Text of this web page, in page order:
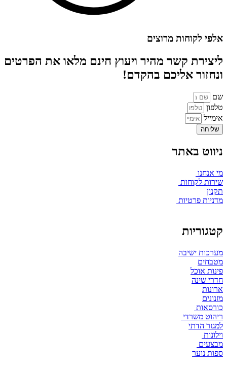
אלפי לקוחות מרוצים
ליצירת קשר מהיר ויעוץ חינם מלאו את הפרטים
ונחזור אליכם בהקדם!
שם
טלפון
אימייל
שליחה
ניווט באתר
מי אנחנו
שירות לקוחות
תקנון
מדניות פרטיות
קטגוריות
מערכות ישיבה
מטבחים
פינות אוכל
חדרי שינה
ארונות
מזנונים
כורסאות
ריהוט משרדי
למגזר הדתי
וילונות
מבצעים
ספות נוער